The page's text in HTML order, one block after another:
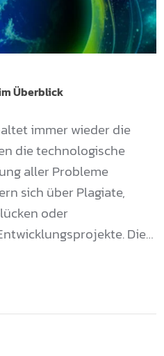
Überblick
immer wieder die
die technologische
aller Probleme
sich über Plagiate,
oder
Die…